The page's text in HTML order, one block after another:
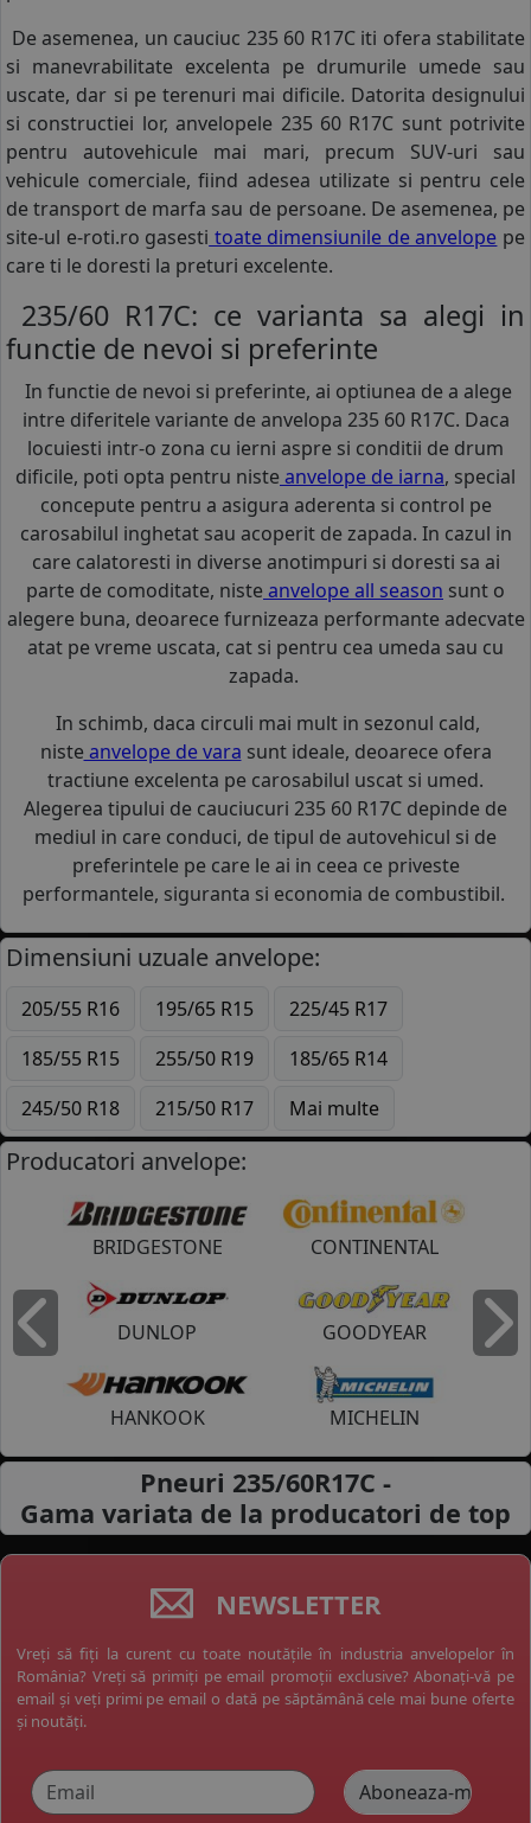
De asemenea, un cauciuc 235 60 R17C iti ofera stabilitate
si manevrabilitate excelenta pe drumurile umede sau
uscate, dar si pe terenuri mai dificile. Datorita designului
si constructiei lor, anvelopele 235 60 R17C sunt potrivite
pentru autovehicule mai mari, precum SUV-uri sau
vehicule comerciale, fiind adesea utilizate si pentru cele
de transport de marfa sau de persoane. De asemenea, pe
site-ul e-roti.ro gasesti toate dimensiunile de anvelope pe
care ti le doresti la preturi excelente.
235/60 R17C: ce varianta sa alegi in
functie de nevoi si preferinte
In functie de nevoi si preferinte, ai optiunea de a alege
intre diferitele variante de anvelopa 235 60 R17C. Daca
locuiesti intr-o zona cu ierni aspre si conditii de drum
dificile, poti opta pentru niste anvelope de iarna, special
concepute pentru a asigura aderenta si control pe
carosabilul inghetat sau acoperit de zapada. In cazul in
care calatoresti in diverse anotimpuri si doresti sa ai
parte de comoditate, niste anvelope all season sunt o
alegere buna, deoarece furnizeaza performante adecvate
atat pe vreme uscata, cat si pentru cea umeda sau cu
zapada.
In schimb, daca circuli mai mult in sezonul cald,
niste anvelope de vara sunt ideale, deoarece ofera
tractiune excelenta pe carosabilul uscat si umed.
Alegerea tipului de cauciucuri 235 60 R17C depinde de
mediul in care conduci, de tipul de autovehicul si de
preferintele pe care le ai in ceea ce priveste
performantele, siguranta si economia de combustibil.
Dimensiuni uzuale anvelope:
205/55 R16 195/65 R15
225/45 R17
185/55 R15
255/50 R19
185/65 R14
245/50 R18
215/50 R17 Mai multe
Producatori anvelope:
BRIDGESTONE CONTINENTAL
DUNLOP GOODYEAR
HANKOOK MICHELIN
Inapoi
Pneuri 235/60R17C -
Gama variata de la producatori de top
NEWSLETTER
Vreți să fiți la curent cu toate noutățile în industria anvelopelor în
România? Vreți să primiți pe email promoții exclusive? Abonați-vă pe
email și veți primi pe email o dată pe săptămână cele mai bune oferte
și noutăți.